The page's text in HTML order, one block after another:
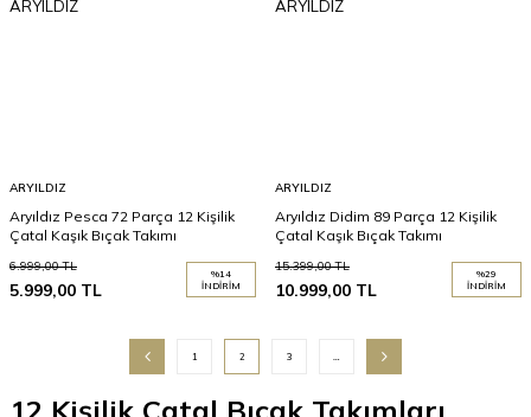
ARYILDIZ
Aryıldız Pesca 72 Parça 12 Kişilik
Çatal Kaşık Bıçak Takımı
6.999,00TL
5.999,00 TL
%14
İNDIRIM
ARYILDIZ
Aryıldız Didim 89 Parça 12 Kişilik
Çatal Kaşık Bıçak Takımı
15.399,00TL
10.999,00 TL
%29
İNDIRIM
1 2 3 …
12 Kişilik Çatal Bıçak Takımları